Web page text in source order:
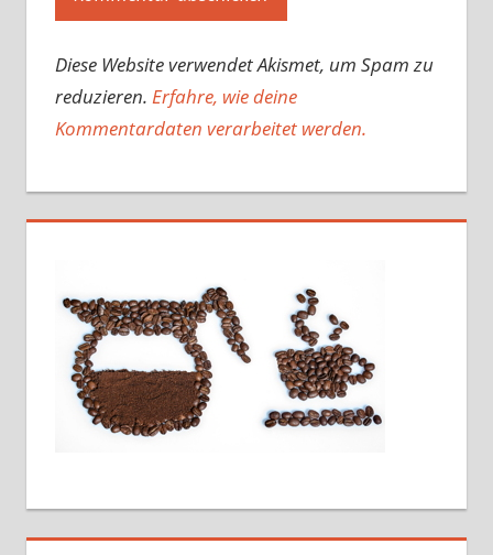
Diese Website verwendet Akismet, um Spam zu
reduzieren. Erfahre, wie deine
Kommentardaten verarbeitet werden.